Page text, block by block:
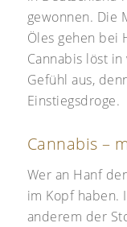
gewonnen. Die
Öles gehen bei
Cannabis löst
Gefühl aus,
Einstiegsdroge.
Cannabis –
Wer an Hanf
im Kopf haben.
anderem der